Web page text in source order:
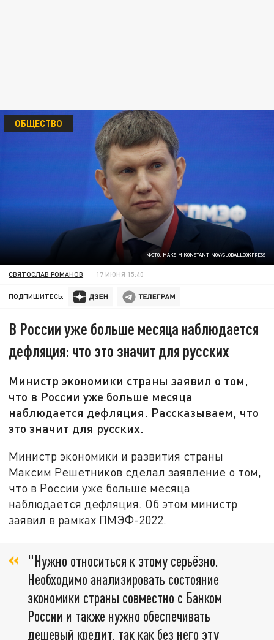
ФОТО: MAKSIM KONSTANTINOV/GLOBALLOOKPRESS
ОБЩЕСТВО
СВЯТОСЛАВ РОМАНОВ 17 ИЮНЯ 15:40
ПОДПИШИТЕСЬ:
В России уже больше месяца наблюдается
дефляция: что это значит для русских
Министр экономики страны заявил о том,
что в России уже больше месяца
наблюдается дефляция. Рассказываем, что
это значит для русских.
Министр экономики и развития страны
Максим Решетников сделал заявление о том,
что в России уже больше месяца
наблюдается дефляция. Об этом министр
заявил в рамках ПМЭФ-2022.
"Нужно относиться к этому серьёзно.
Необходимо анализировать состояние
экономики страны совместно с Банком
России и также нужно обеспечивать
дешевый кредит, так как без него эту